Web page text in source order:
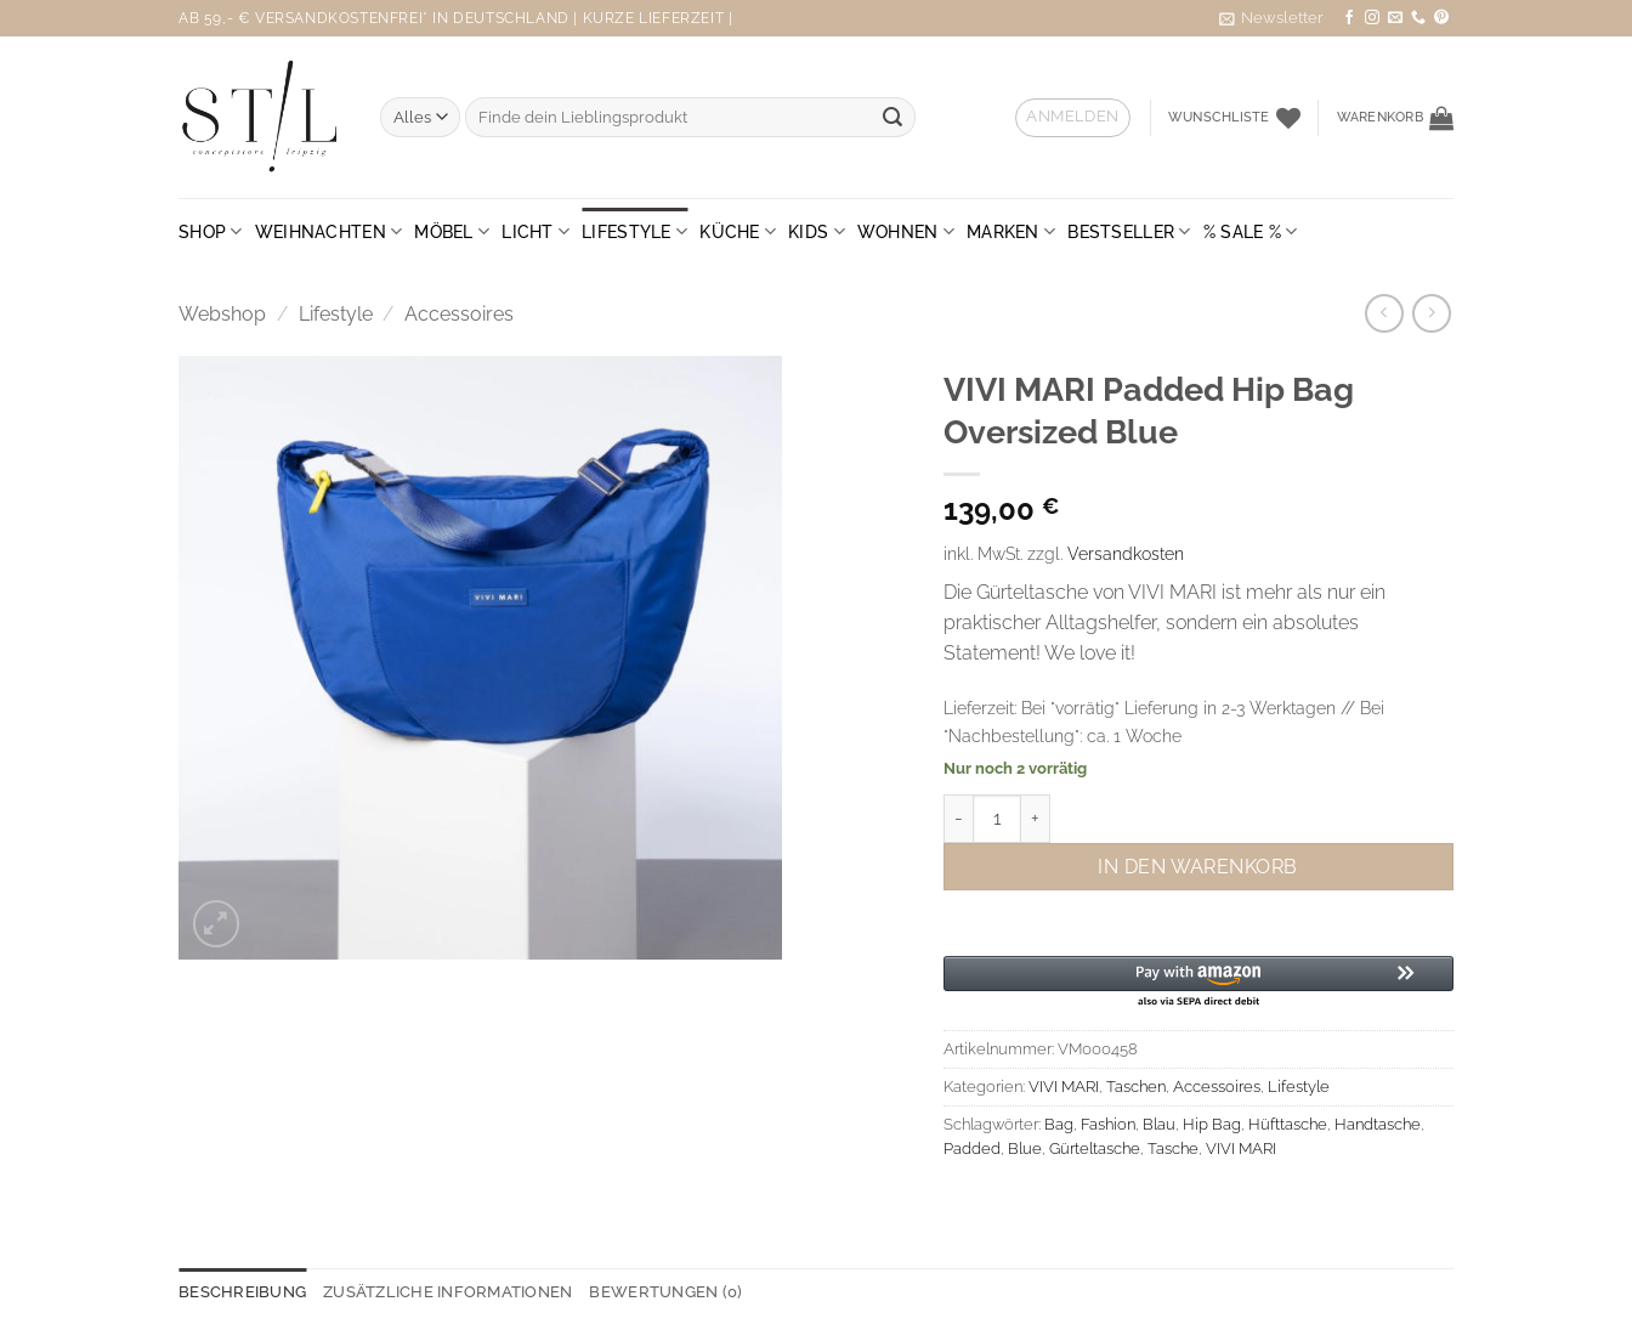
Inhalt
AB 59,- € VERSANDKOSTENFREI* IN DEUTSCHLAND | KURZE LIEFERZEIT | Newsletter
Suche
nach:
ANMELDEN WUNSCHLISTE WARENKORB
SHOP WEIHNACHTEN MÖBEL LICHT LIFESTYLE KÜCHE KIDS WOHNEN MARKEN BESTSELLER % SALE %
Webshop / Lifestyle / Accessoires
VIVI MARI Padded Hip Bag
Oversized Blue
139,00 €
inkl. MwSt. zzgl. Versandkosten
Die Gürteltasche von VIVI MARI ist mehr als nur ein
praktischer Alltagshelfer, sondern ein absolutes
Statement! We love it!
Lieferzeit: Bei "vorrätig" Lieferung in 2-3 Werktagen // Bei
"Nachbestellung": ca. 1 Woche
Nur noch 2 vorrätig
IN DEN WARENKORB
Artikelnummer: VM000458
Kategorien: VIVI MARI, Taschen, Accessoires, Lifestyle
Schlagwörter: Bag, Fashion, Blau, Hip Bag, Hüfttasche, Handtasche,
Padded, Blue, Gürteltasche, Tasche, VIVI MARI
BESCHREIBUNG ZUSÄTZLICHE INFORMATIONEN BEWERTUNGEN (0)